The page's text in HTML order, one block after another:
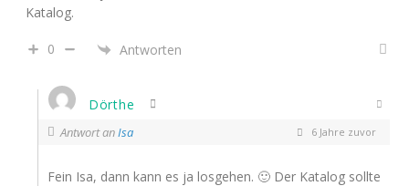
Katalog.
0 Antworten
Dörthe
Antwort anIsa 6 Jahre zuvor
Fein Isa, dann kann es ja losgehen. 🙂 Der Katalog sollte